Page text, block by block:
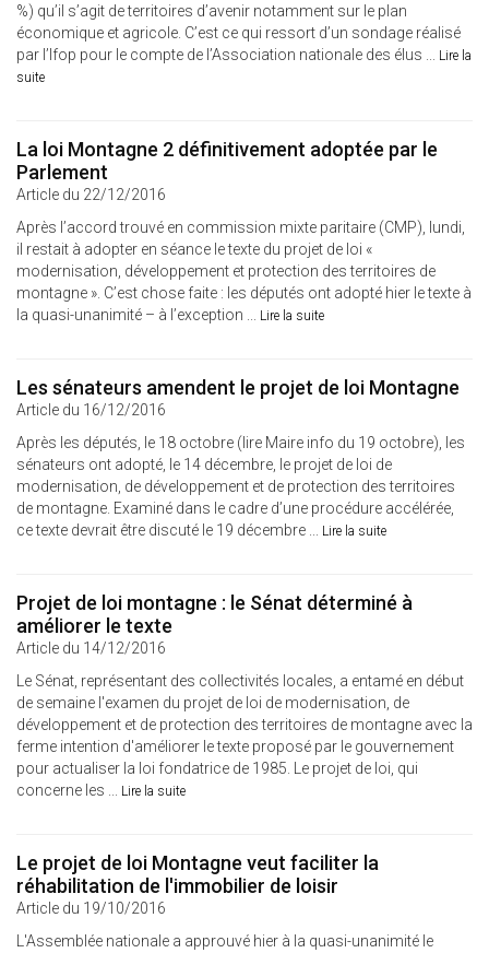
%) qu’il s’agit de territoires d’avenir notamment sur le plan
économique et agricole. C’est ce qui ressort d’un sondage réalisé
par l’Ifop pour le compte de l’Association nationale des élus ... Lire la
suite
La loi Montagne 2 définitivement adoptée par le
Parlement
Article du 22/12/2016
Après l’accord trouvé en commission mixte paritaire (CMP), lundi,
il restait à adopter en séance le texte du projet de loi «
modernisation, développement et protection des territoires de
montagne ». C’est chose faite : les députés ont adopté hier le texte à
la quasi-unanimité – à l’exception ... Lire la suite
Les sénateurs amendent le projet de loi Montagne
Article du 16/12/2016
Après les députés, le 18 octobre (lire Maire info du 19 octobre), les
sénateurs ont adopté, le 14 décembre, le projet de loi de
modernisation, de développement et de protection des territoires
de montagne. Examiné dans le cadre d’une procédure accélérée,
ce texte devrait être discuté le 19 décembre ... Lire la suite
Projet de loi montagne : le Sénat déterminé à
améliorer le texte
Article du 14/12/2016
Le Sénat, représentant des collectivités locales, a entamé en début
de semaine l'examen du projet de loi de modernisation, de
développement et de protection des territoires de montagne avec la
ferme intention d'améliorer le texte proposé par le gouvernement
pour actualiser la loi fondatrice de 1985. Le projet de loi, qui
concerne les ... Lire la suite
Le projet de loi Montagne veut faciliter la
réhabilitation de l'immobilier de loisir
Article du 19/10/2016
L'Assemblée nationale a approuvé hier à la quasi-unanimité le